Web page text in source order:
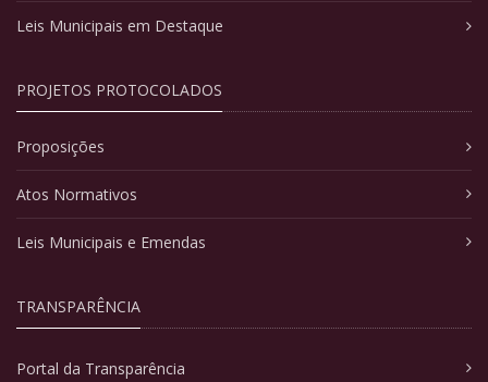
Leis Municipais em Destaque
PROJETOS PROTOCOLADOS
Proposições
Atos Normativos
Leis Municipais e Emendas
TRANSPARÊNCIA
Portal da Transparência